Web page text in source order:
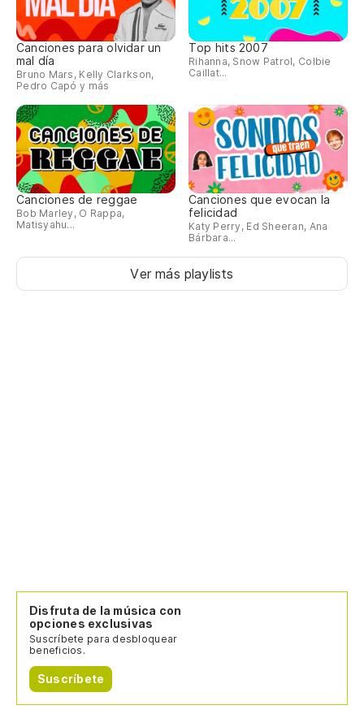
Canciones para olvidar un
mal día
Bruno Mars, Kelly Clarkson,
Pedro Capó y más
Top hits 2007
Rihanna, Snow Patrol, Colbie
Caillat...
Canciones de reggae
Bob Marley, O Rappa,
Matisyahu...
Canciones que evocan la
felicidad
Katy Perry, Ed Sheeran, Ana
Bárbara...
Ver más playlists
Disfruta de la música con
opciones exclusivas
Suscríbete para desbloquear
beneficios.
Suscríbete